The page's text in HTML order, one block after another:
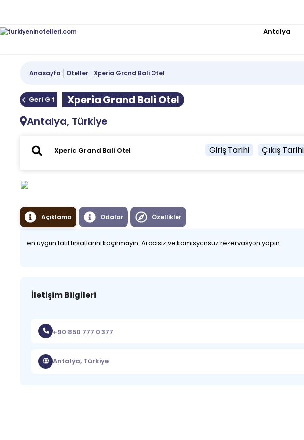
Antalya
Anasayfa Oteller Xperia Grand Bali Otel
Geri Git
Xperia Grand Bali Otel
Antalya, Türkiye
Giriş Tarihi Çıkış Tarihi
Açıklama Odalar Özellikler
en uygun tatil fırsatlarını kaçırmayın. Aracısız ve komisyonsuz rezervasyon yapın.
İletişim Bilgileri
+90 850 777 0 377
Antalya, Türkiye